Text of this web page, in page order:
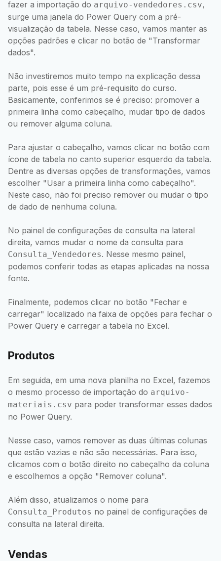
fazer a importação do arquivo-vendedores.csv,
surge uma janela do Power Query com a pré-
visualização da tabela. Nesse caso, vamos manter as
opções padrões e clicar no botão de "Transformar
dados".
Não investiremos muito tempo na explicação dessa
parte, pois esse é um pré-requisito do curso.
Basicamente, conferimos se é preciso: promover a
primeira linha como cabeçalho, mudar tipo de dados
ou remover alguma coluna.
Para ajustar o cabeçalho, vamos clicar no botão com
ícone de tabela no canto superior esquerdo da tabela.
Dentre as diversas opções de transformações, vamos
escolher "Usar a primeira linha como cabeçalho".
Neste caso, não foi preciso remover ou mudar o tipo
de dado de nenhuma coluna.
No painel de configurações de consulta na lateral
direita, vamos mudar o nome da consulta para
Consulta_Vendedores. Nesse mesmo painel,
podemos conferir todas as etapas aplicadas na nossa
fonte.
Finalmente, podemos clicar no botão "Fechar e
carregar" localizado na faixa de opções para fechar o
Power Query e carregar a tabela no Excel.
Produtos
Em seguida, em uma nova planilha no Excel, fazemos
o mesmo processo de importação do arquivo-
materiais.csv para poder transformar esses dados
no Power Query.
Nesse caso, vamos remover as duas últimas colunas
que estão vazias e não são necessárias. Para isso,
clicamos com o botão direito no cabeçalho da coluna
e escolhemos a opção "Remover coluna".
Além disso, atualizamos o nome para
Consulta_Produtos no painel de configurações de
consulta na lateral direita.
Vendas